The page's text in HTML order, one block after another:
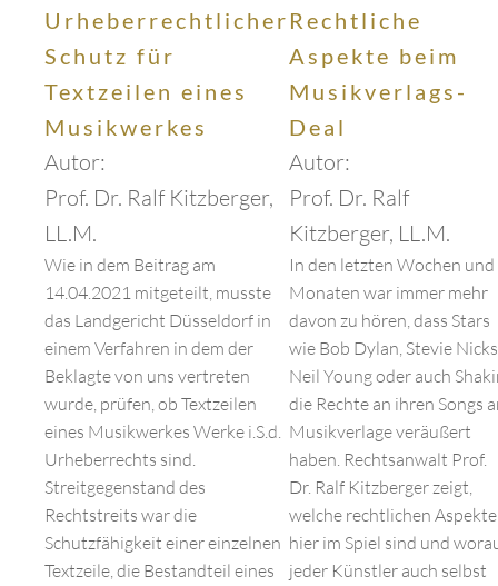
Urheberrechtlicher
Schutz für
Textzeilen eines
Musikwerkes
Autor:
Prof. Dr. Ralf Kitzberger,
LL.M.
Wie in dem Beitrag am
14.04.2021 mitgeteilt, musste
das Landgericht Düsseldorf in
einem Verfahren in dem der
Beklagte von uns vertreten
wurde, prüfen, ob Textzeilen
eines Musikwerkes Werke i.S.d.
Urheberrechts sind.
Streitgegenstand des
Rechtstreits war die
Schutzfähigkeit einer einzelnen
Textzeile, die Bestandteil eines
Rechtliche
Aspekte beim
Musikverlags-
Deal
Autor:
Prof. Dr. Ralf
Kitzberger, LL.M.
In den letzten Wochen und
Monaten war immer mehr
davon zu hören, dass Stars
wie Bob Dylan, Stevie
Neil Young oder auch
die Rechte an ihren Songs
Musikverlage veräußert
haben. Rechtsanwalt Prof.
Dr. Ralf Kitzberger zeigt,
welche rechtlichen Aspekte
hier im Spiel sind und
jeder Künstler auch selbst